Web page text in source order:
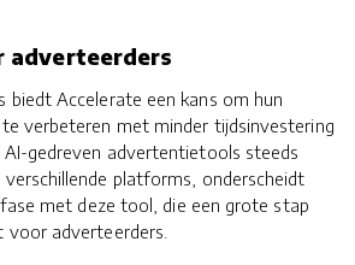
adverteerders
biedt Accelerate een kans om hun
te verbeteren met minder tijdsinvestering
AI-gedreven advertentietools steeds
platforms, onderscheidt
fase met deze tool, die een grote stap
adverteerders.